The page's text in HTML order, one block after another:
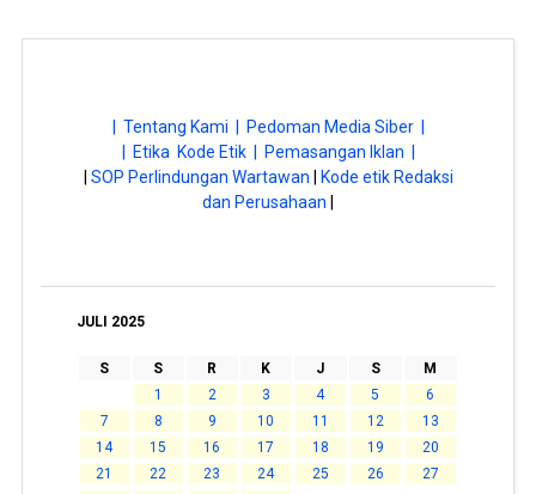
| Tentang Kami |
Pedoman Media Siber |
| Etika Kode Etik |
Pemasangan Iklan |
SOP Perlindungan Wartawan
Kode etik Redaksi
dan Perusahaan
JULI 2025
S S R K J S
M
1
2 3 4 5
6
7
8 9 10 11 12
13
14
15 16 17 18 19
20
21
22 23 24 25 26
27